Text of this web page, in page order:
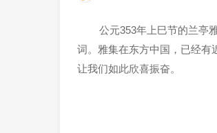
公元353年上巳节的兰亭
词。 雅集在东方中国，已经有
让我们如此欣喜振奋。